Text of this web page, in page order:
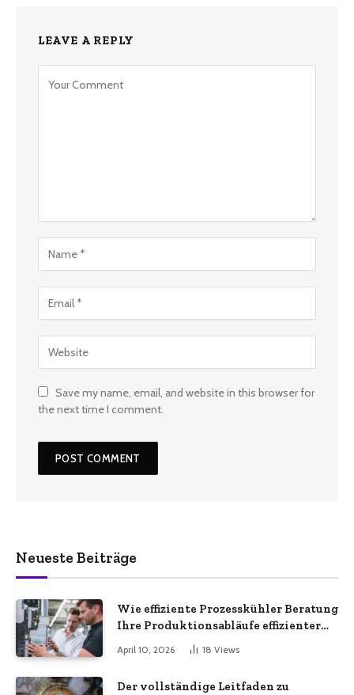
LEAVE A REPLY
Save my name, email, and website in this browser for
the next time I comment.
Neueste Beiträge
Wie effiziente Prozesskühler Beratung
Ihre Produktionsabläufe effizienter
April 10, 2026 18 Views
Der vollständige Leitfaden zu